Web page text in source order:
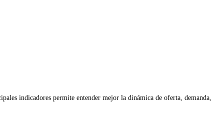
indicadores permite entender mejor la dinámica de oferta, demanda,